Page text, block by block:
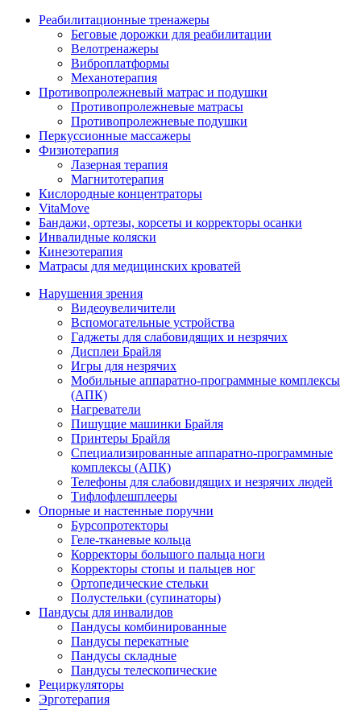
Реабилитационные тренажеры
Беговые дорожки для реабилитации
Велотренажеры
Виброплатформы
Механотерапия
Противопролежневый матрас и подушки
Противопролежневые матрасы
Противопролежневые подушки
Перкуссионные массажеры
Физиотерапия
Лазерная терапия
Магнитотерапия
Кислородные концентраторы
VitaMove
Бандажи, ортезы, корсеты и корректоры осанки
Инвалидные коляски
Кинезотерапия
Матрасы для медицинских кроватей
Нарушения зрения
Видеоувеличители
Вспомогательные устройства
Гаджеты для слабовидящих и незрячих
Дисплеи Брайля
Игры для незрячих
Мобильные аппаратно-программные комплексы
(АПК)
Нагреватели
Пишущие машинки Брайля
Принтеры Брайля
Специализированные аппаратно-программные
комплексы (АПК)
Телефоны для слабовидящих и незрячих людей
Тифлофлешплееры
Опорные и настенные поручни
Бурсопротекторы
Геле-тканевые кольца
Корректоры большого пальца ноги
Корректоры стопы и пальцев ног
Ортопедические стельки
Полустельки (супинаторы)
Пандусы для инвалидов
Пандусы комбинированные
Пандусы перекатные
Пандусы складные
Пандусы телескопические
Рециркуляторы
Эрготерапия